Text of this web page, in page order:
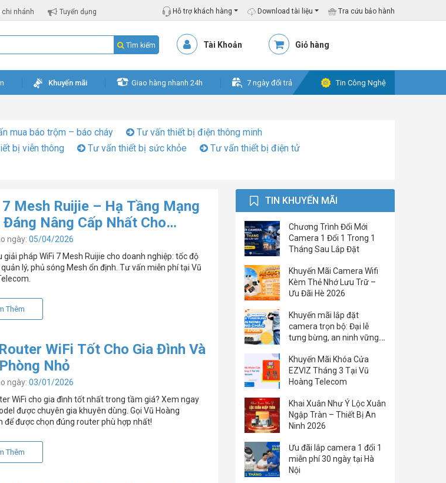
chi nhánh Tuyển dụng Hỗ trợ khách hàng Download tài liệu Tra cứu bảo hành
Tìm kiếm Tài Khoản Giỏ hàng
Khuyến mãi Giao hàng nhanh 24h 7 ngày đổi trả Tin Công Nghệ
mua báo trộm – báo cháy
Tư vấn thiết bị điện thông minh
bị viễn thông Tư vấn thiết bị sức khỏe
Tư vấn thiết bị điện tử
Mesh Ruijie – Hạ Tầng Mạng
Đáng Nâng Cấp Nhất Cho
Nghiệp Hiện Nay
ngày: 05/04/2026
giải pháp WiFi 7 Mesh Ruijie cho doanh nghiệp: tốc độ
quản lý, phủ sóng Mesh ổn định. Tư vấn miễn phí tại Vũ
Thêm
WiFi Tốt Cho Gia Đình Và
Nhỏ
ngày: 03/01/2026
WiFi cho gia đình tốt nhất trong tầm giá? Xem ngay
được chuyên gia khuyên dùng. Gọi Vũ Hoàng
để được chọn đúng router phù hợp nhất!
Thêm
TIN KHUYẾN MÃI
Chương Trình Đổi Mới
Camera 1 Đổi 1 Trong 1
Tháng Sau Lắp Đặt
Khuyến Mãi Camera Wifi
Kèm Thẻ Nhớ Lưu Trữ –
Ưu Đãi Hè 2026
Khuyến mãi lắp đặt
camera trọn bộ: Đại lễ
tưng bừng, an ninh vững
Khuyến Mãi Khóa Cửa
EZVIZ Tháng 3 Tại Vũ
Hoàng Telecom
Khai Xuân Như Ý Lộc Xuân
Ngập Tràn – Thiết Bị An
Ninh 2026
Ưu đãi lắp camera 1 đổi 1
miễn phí 30 ngày tại Hà
Nội